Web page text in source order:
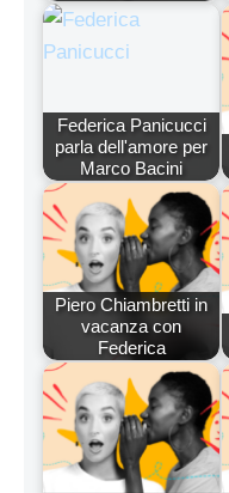
Federica Panicucci
parla dell'amore per
Marco Bacini
Piero Chiambretti in
vacanza con
Federica